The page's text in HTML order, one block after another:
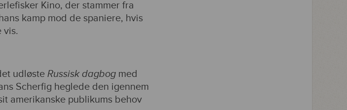
Kino, der stammer fra
kamp mod de spaniere, hvis
vis.
udløste Russisk dagbog med
Scherfig heglede den igennem
amerikanske publikums behov